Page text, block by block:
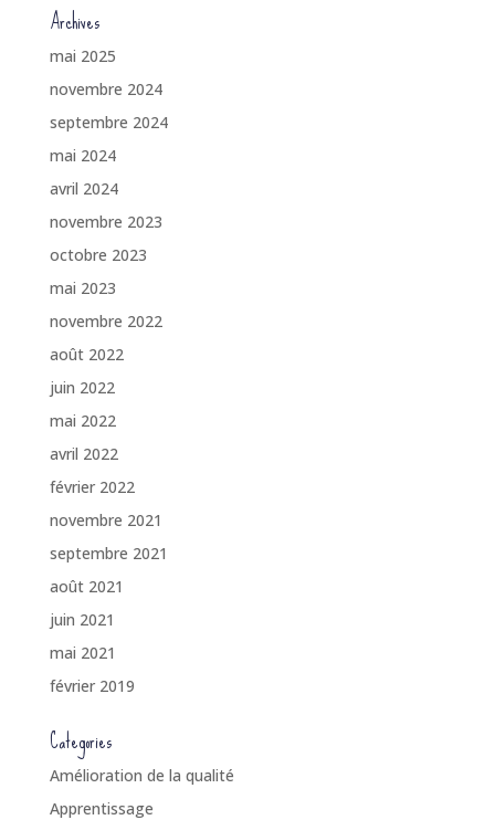
Archives
mai 2025
novembre 2024
septembre 2024
mai 2024
avril 2024
novembre 2023
octobre 2023
mai 2023
novembre 2022
août 2022
juin 2022
mai 2022
avril 2022
février 2022
novembre 2021
septembre 2021
août 2021
juin 2021
mai 2021
février 2019
Categories
Amélioration de la qualité
Apprentissage